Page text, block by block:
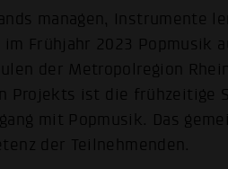
managen, Instrumente
im Frühjahr 2023 Popmusik
der Metropolregion
Projekts ist die frühzeitige
mit Popmusik. Das
der Teilnehmenden.